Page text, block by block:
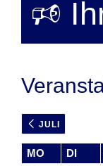
🕫
JULI
MO DI